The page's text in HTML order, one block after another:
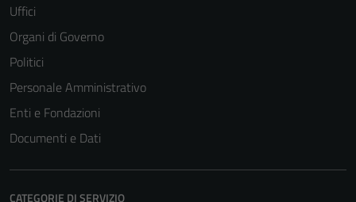
Uffici
Organi di Governo
Politici
Personale Amministrativo
Enti e Fondazioni
Documenti e Dati
CATEGORIE DI SERVIZIO